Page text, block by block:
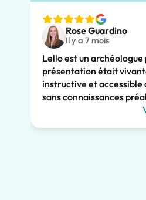
Rose Guardino
Il y a 7 mois
Lello est un archéologue
présentation était
instructive et accessible
sans connaissances
de l'histoire de Pompéi